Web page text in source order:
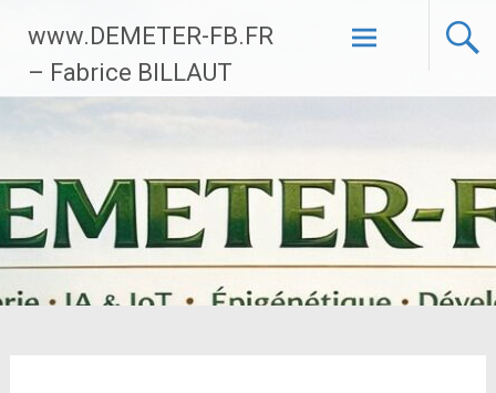
contenu
principal
www.DEMETER-FB.FR
– Fabrice BILLAUT